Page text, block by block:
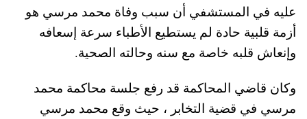
عليه في المستشفي أن سبب وفاة محمد مرسي هو
أزمة قلبية حادة لم يستطيع الأطباء سرعة إسعافه
وإنعاش قلبه خاصة مع سنه وحالته الصحية.
وكان قاضي المحاكمة قد رفع جلسة محاكمة محمد
مرسي في قضية التخابر ، حيث وقع محمد مرسي